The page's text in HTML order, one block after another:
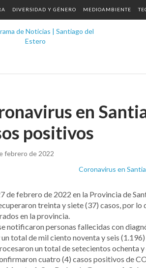
DIVERSIDAD Y GÉNERO MEDIOAMBIENTE
en
positivos
febrero de 2022
de febrero de 2022 en la Provincia de
treinta y siete (37) casos, por
en la provincia.
notificaron personas fallecidas con
total de mil ciento noventa y seis
un total de setecientos ochenta
cuatro (4) casos positivos de